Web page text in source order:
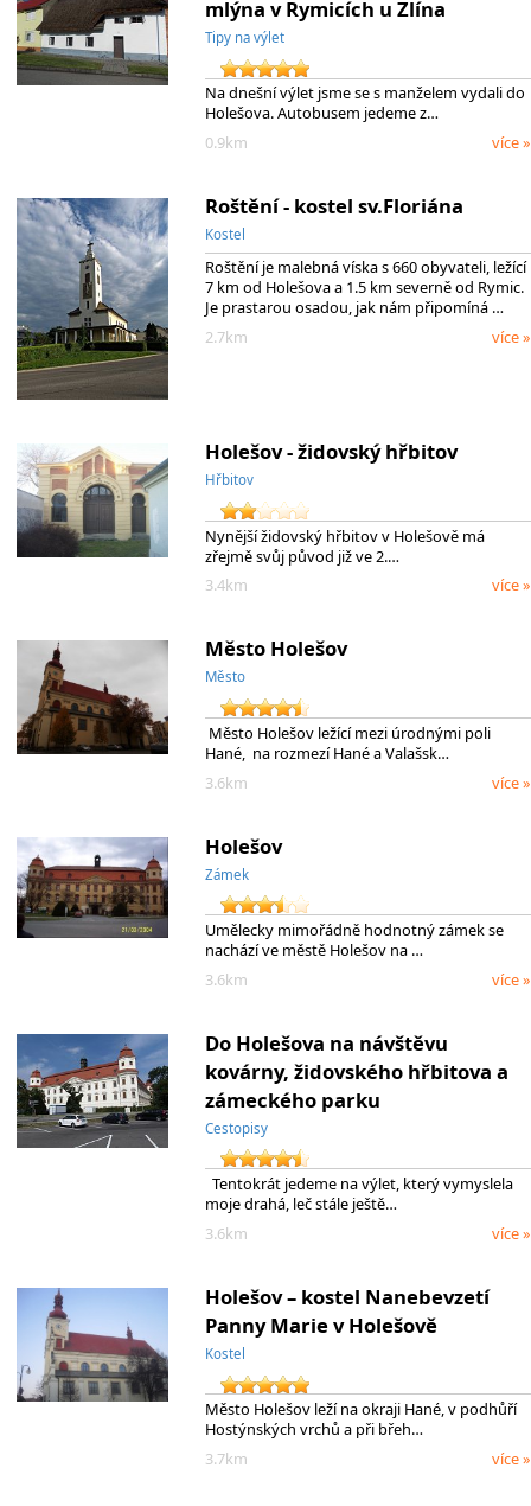
mlýna v Rymicích u Zlína
Tipy na výlet
Na dnešní výlet jsme se s manželem vydali do
Holešova. Autobusem jedeme z…
0.9km
více »
Roštění - kostel sv.Floriána
Kostel
Roštění je malebná víska s 660 obyvateli, ležící
7 km od Holešova a 1.5 km severně od Rymic.
Je prastarou osadou, jak nám připomíná …
2.7km
více »
Holešov - židovský hřbitov
Hřbitov
Nynější židovský hřbitov v Holešově má
zřejmě svůj původ již ve 2.…
3.4km
více »
Město Holešov
Město
Město Holešov ležící mezi úrodnými poli
Hané, na rozmezí Hané a Valašsk…
3.6km
více »
Holešov
Zámek
Umělecky mimořádně hodnotný zámek se
nachází ve městě Holešov na …
3.6km
více »
Do Holešova na návštěvu
kovárny, židovského hřbitova a
zámeckého parku
Cestopisy
Tentokrát jedeme na výlet, který vymyslela
moje drahá, leč stále ještě…
3.6km
více »
Holešov – kostel Nanebevzetí
Panny Marie v Holešově
Kostel
Město Holešov leží na okraji Hané, v podhůří
Hostýnských vrchů a při břeh…
3.7km
více »